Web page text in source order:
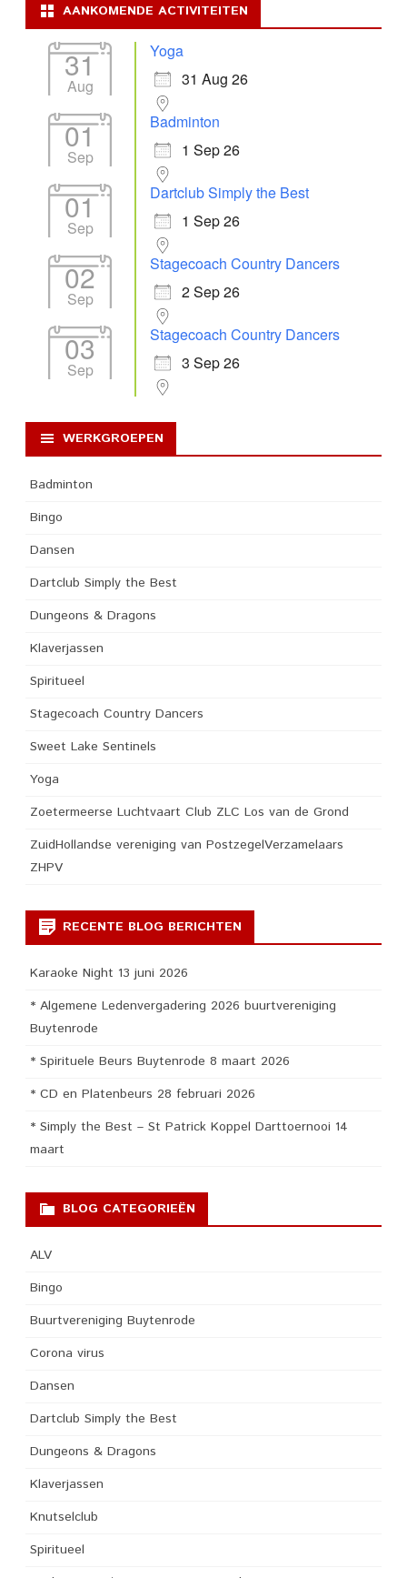
AANKOMENDE ACTIVITEITEN
31
Aug
Yoga
31 Aug 26
01
Sep
Badminton
1 Sep 26
01
Sep
Dartclub Simply the Best
1 Sep 26
02
Sep
Stagecoach Country Dancers
2 Sep 26
03
Sep
Stagecoach Country Dancers
3 Sep 26
WERKGROEPEN
Badminton
Bingo
Dansen
Dartclub Simply the Best
Dungeons & Dragons
Klaverjassen
Spiritueel
Stagecoach Country Dancers
Sweet Lake Sentinels
Yoga
Zoetermeerse Luchtvaart Club ZLC Los van de Grond
ZuidHollandse vereniging van PostzegelVerzamelaars
ZHPV
RECENTE BLOG BERICHTEN
Karaoke Night 13 juni 2026
* Algemene Ledenvergadering 2026 buurtvereniging
Buytenrode
* Spirituele Beurs Buytenrode 8 maart 2026
* CD en Platenbeurs 28 februari 2026
* Simply the Best – St Patrick Koppel Darttoernooi 14
maart
BLOG CATEGORIEËN
ALV
Bingo
Buurtvereniging Buytenrode
Corona virus
Dansen
Dartclub Simply the Best
Dungeons & Dragons
Klaverjassen
Knutselclub
Spiritueel